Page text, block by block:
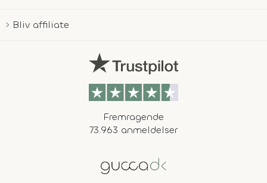
Bliv affiliate
Fremragende
73.963 anmeldelser